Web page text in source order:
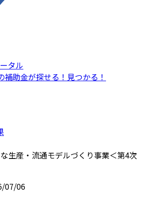
タル
助金が探せる！見つかる！
生産・流通モデルづくり事業＜第4次
07/06